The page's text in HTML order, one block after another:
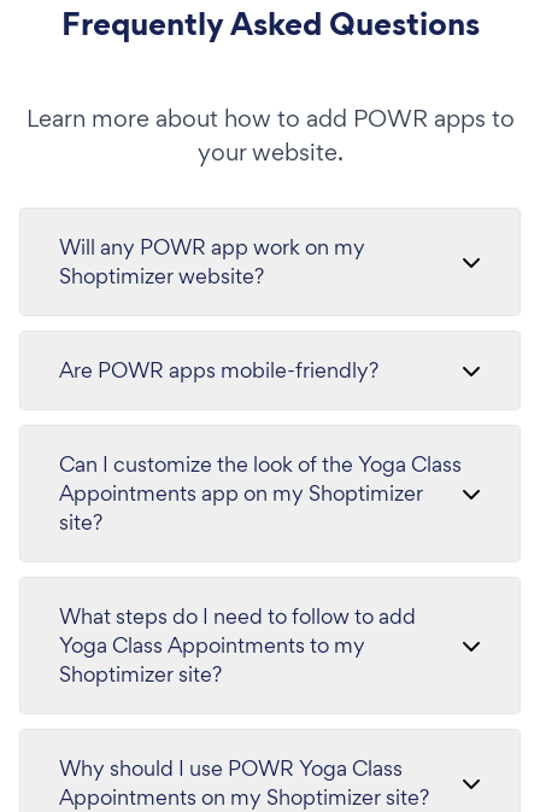
Frequently Asked Questions
Learn more about how to add POWR apps to
your website.
Will any POWR app work on my
Shoptimizer website?
Are POWR apps mobile-friendly?
Can I customize the look of the Yoga Class
Appointments app on my Shoptimizer
site?
What steps do I need to follow to add
Yoga Class Appointments to my
Shoptimizer site?
Why should I use POWR Yoga Class
Appointments on my Shoptimizer site?